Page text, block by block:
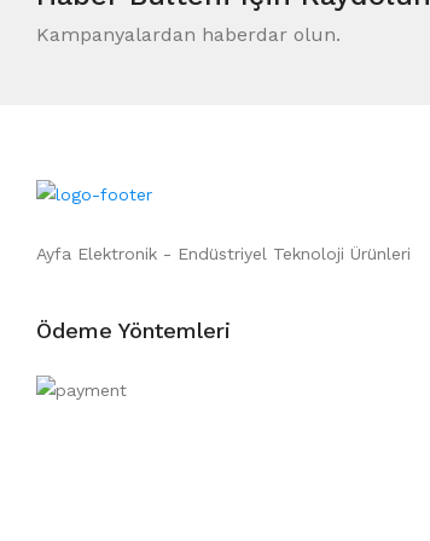
Kampanyalardan haberdar olun.
Ayfa Elektronik - Endüstriyel Teknoloji Ürünleri
Ödeme Yöntemleri